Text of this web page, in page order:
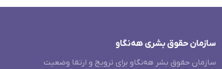
سازمان حقوق بشری هەنگاو
سازمان حقوق بشر هه‌نگاو برای ترویج و ارتقا وضعیت